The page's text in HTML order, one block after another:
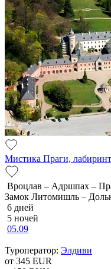
Мистика Праги,
Вроцлав – Адршпах –
Замок Литомишль –
6 дней
5 ночей
05.09
Туроператор: Элдиви
от 345 EUR